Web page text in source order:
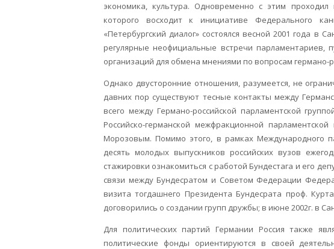
экономика, культура. Одновременно с этим проходил
которого восходит к инициативе Федерального
«Петербургский диалог» состоялся весной 2001 года в
регулярные неофициальные встречи парламентариев,
организаций для обмена мнениями по вопросам германо-
Однако двусторонние отношения, разумеется, не
давних пор существуют тесные контакты между
всего между Германо-российской парламентской
Российско-германской межфракционной
Морозовым. Помимо этого, в рамках Международного
десять молодых выпускников российских вузов
стажировки ознакомиться с работой Бундестага и его
связи между Бундесратом и Советом Федерации
визита тогдашнего Президента Бундесрата проф.
договорились о создании групп дружбы; в июне 2002г. в
Для политических партий Германии Россия также
политические фонды ориентируются в своей